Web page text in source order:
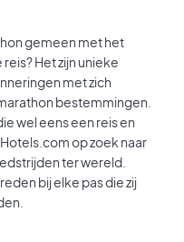
gemeen met het
Het zijn unieke
met zich
bestemmingen.
wel eens een reis en
op zoek naar
ter wereld.
bij elke pas die zij